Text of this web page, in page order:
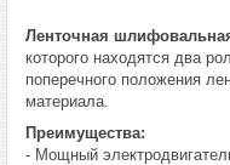
Ленточная
которого находятся два
поперечного положения
материала.
Преимущества:
- Мощный